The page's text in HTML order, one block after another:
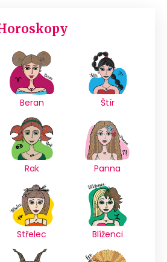
Beran Štír
Rak Panna
Střelec Blíženci